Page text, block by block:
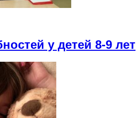
у детей 8-9 лет